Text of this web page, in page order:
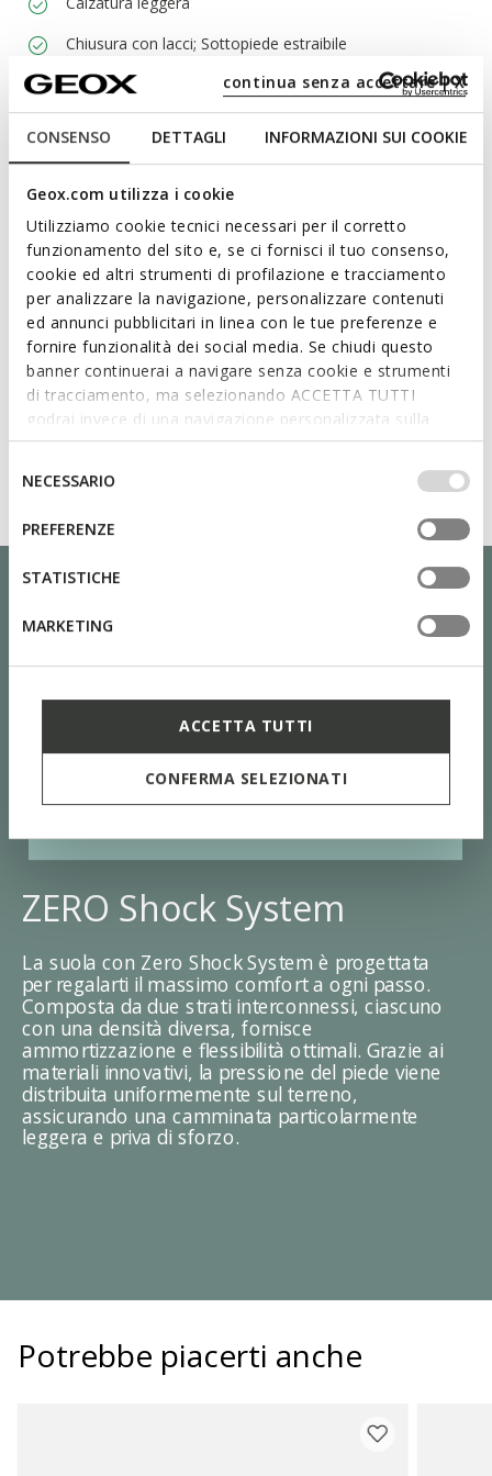
CONSENSO DETTAGLI INFORMAZIONI SUI COOKIE
Geox.com utilizza i cookie
Utilizziamo cookie tecnici necessari per il corretto
funzionamento del sito e, se ci fornisci il tuo consenso,
cookie ed altri strumenti di profilazione e tracciamento
per analizzare la navigazione, personalizzare contenuti
ed annunci pubblicitari in linea con le tue preferenze e
fornire funzionalità dei social media. Se chiudi questo
banner continuerai a navigare senza cookie e strumenti
di tracciamento, ma selezionando ACCETTA TUTTI
godrai invece di una navigazione personalizzata sulla
base dei tuoi gusti ed interessi. Selezionando
IMPOSTAZIONI potrai anche scegliere quali cookies ed
altri strumenti di tracciamento autorizzare. Per maggiori
informazioni o per modificare in qualsiasi momento le
tue impostazioni, visita la nostra
consenso
NECESSARIO
PREFERENZE
STATISTICHE
MARKETING
ACCETTA TUTTI
CONFERMA SELEZIONATI
continua senza accettare | X
Chiusura con lacci; Sottopiede estraibile
Materiali
Tecnologie
ZERO Shock System
La suola con Zero Shock System è progettata
per regalarti il massimo comfort a ogni passo.
Composta da due strati interconnessi, ciascuno
con una densità diversa, fornisce
ammortizzazione e flessibilità ottimali. Grazie ai
materiali innovativi, la pressione del piede viene
distribuita uniformemente sul terreno,
assicurando una camminata particolarmente
leggera e priva di sforzo.
Potrebbe piacerti anche